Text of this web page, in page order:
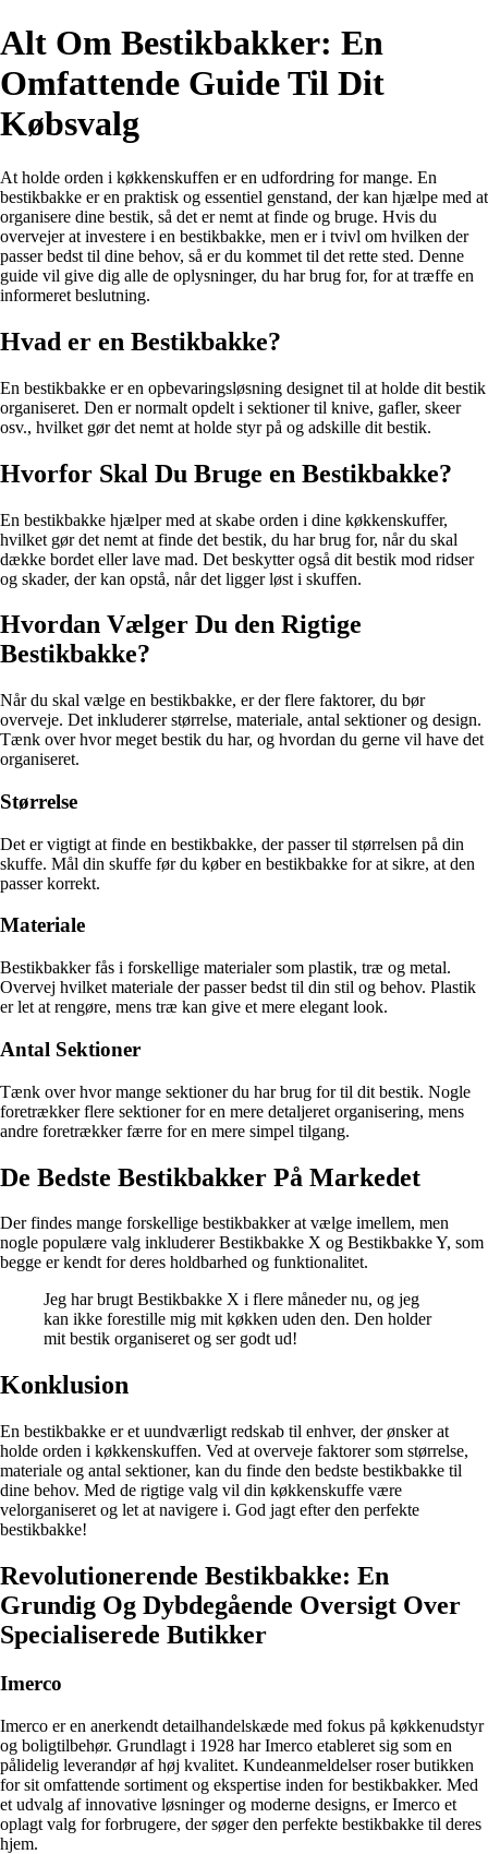
Alt Om Bestikbakker: En
Omfattende Guide Til Dit
Købsvalg
At holde orden i køkkenskuffen er en udfordring for mange. En
bestikbakke er en praktisk og essentiel genstand, der kan hjælpe med at
organisere dine bestik, så det er nemt at finde og bruge. Hvis du
overvejer at investere i en bestikbakke, men er i tvivl om hvilken der
passer bedst til dine behov, så er du kommet til det rette sted. Denne
guide vil give dig alle de oplysninger, du har brug for, for at træffe en
informeret beslutning.
Hvad er en Bestikbakke?
En bestikbakke er en opbevaringsløsning designet til at holde dit bestik
organiseret. Den er normalt opdelt i sektioner til knive, gafler, skeer
osv., hvilket gør det nemt at holde styr på og adskille dit bestik.
Hvorfor Skal Du Bruge en Bestikbakke?
En bestikbakke hjælper med at skabe orden i dine køkkenskuffer,
hvilket gør det nemt at finde det bestik, du har brug for, når du skal
dække bordet eller lave mad. Det beskytter også dit bestik mod ridser
og skader, der kan opstå, når det ligger løst i skuffen.
Hvordan Vælger Du den Rigtige
Bestikbakke?
Når du skal vælge en bestikbakke, er der flere faktorer, du bør
overveje. Det inkluderer størrelse, materiale, antal sektioner og design.
Tænk over hvor meget bestik du har, og hvordan du gerne vil have det
organiseret.
Størrelse
Det er vigtigt at finde en bestikbakke, der passer til størrelsen på din
skuffe. Mål din skuffe før du køber en bestikbakke for at sikre, at den
passer korrekt.
Materiale
Bestikbakker fås i forskellige materialer som plastik, træ og metal.
Overvej hvilket materiale der passer bedst til din stil og behov. Plastik
er let at rengøre, mens træ kan give et mere elegant look.
Antal Sektioner
Tænk over hvor mange sektioner du har brug for til dit bestik. Nogle
foretrækker flere sektioner for en mere detaljeret organisering, mens
andre foretrækker færre for en mere simpel tilgang.
De Bedste Bestikbakker På Markedet
Der findes mange forskellige bestikbakker at vælge imellem, men
nogle populære valg inkluderer Bestikbakke X og Bestikbakke Y, som
begge er kendt for deres holdbarhed og funktionalitet.
Jeg har brugt Bestikbakke X i flere måneder nu, og jeg
kan ikke forestille mig mit køkken uden den. Den holder
mit bestik organiseret og ser godt ud!
Konklusion
En bestikbakke er et uundværligt redskab til enhver, der ønsker at
holde orden i køkkenskuffen. Ved at overveje faktorer som størrelse,
materiale og antal sektioner, kan du finde den bedste bestikbakke til
dine behov. Med de rigtige valg vil din køkkenskuffe være
velorganiseret og let at navigere i. God jagt efter den perfekte
bestikbakke!
Revolutionerende Bestikbakke: En
Grundig Og Dybdegående Oversigt Over
Specialiserede Butikker
Imerco
Imerco er en anerkendt detailhandelskæde med fokus på køkkenudstyr
og boligtilbehør. Grundlagt i 1928 har Imerco etableret sig som en
pålidelig leverandør af høj kvalitet. Kundeanmeldelser roser butikken
for sit omfattende sortiment og ekspertise inden for bestikbakker. Med
et udvalg af innovative løsninger og moderne designs, er Imerco et
oplagt valg for forbrugere, der søger den perfekte bestikbakke til deres
hjem.